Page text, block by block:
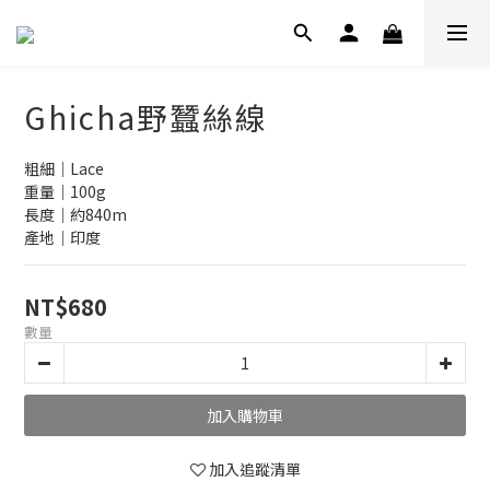
Ghicha野蠶絲線
粗細｜Lace
重量｜100g
長度｜約840m
產地｜印度
NT$680
數量
加入購物車
加入追蹤清單